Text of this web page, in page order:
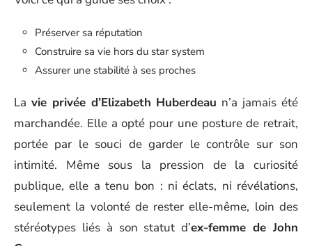
Préserver sa réputation
Construire sa vie hors du star system
Assurer une stabilité à ses proches
La vie privée d’Elizabeth Huberdeau n’a jamais été
marchandée. Elle a opté pour une posture de retrait,
portée par le souci de garder le contrôle sur son
intimité. Même sous la pression de la curiosité
publique, elle a tenu bon : ni éclats, ni révélations,
seulement la volonté de rester elle-même, loin des
stéréotypes liés à son statut d’ex-femme de John